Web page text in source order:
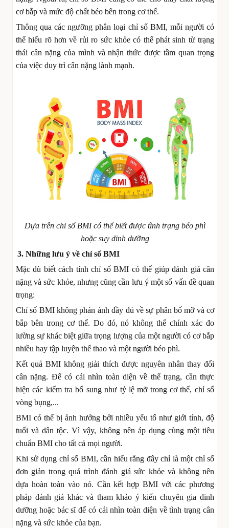
cơ bắp và mức độ chất béo bên trong cơ thể.
Thông qua các ngưỡng phân loại chỉ số BMI, mỗi người có
thể hiểu rõ hơn về rủi ro sức khỏe có thể phát sinh từ trạng
thái cân nặng của mình và nhận thức được tầm quan trọng
của việc duy trì cân nặng lành mạnh.
Dựa trên chỉ số BMI có thể biết được tình trạng béo phì
hoặc suy dinh dưỡng
3. Những lưu ý về chỉ số BMI
Mặc dù biết cách tính chỉ số BMI có thể giúp đánh giá cân
nặng và sức khỏe, nhưng cũng cần lưu ý một số vấn đề quan
trọng:
Chỉ số BMI không phản ánh đầy đủ về sự phân bố mỡ và cơ
bắp bên trong cơ thể. Do đó, nó không thể chính xác đo
lường sự khác biệt giữa trọng lượng của một người có cơ bắp
nhiều hay tập luyện thể thao và một người béo phì.
Kết quả BMI không giải thích được nguyên nhân thay đổi
cân nặng. Để có cái nhìn toàn diện về thể trạng, cần thực
hiện các kiểm tra bổ sung như tỷ lệ mỡ trong cơ thể, chỉ số
vòng bụng,...
BMI có thể bị ảnh hưởng bởi nhiều yếu tố như giới tính, độ
tuổi và dân tộc. Vì vậy, không nên áp dụng cùng một tiêu
chuẩn BMI cho tất cả mọi người.
Khi sử dụng chỉ số BMI, cần hiểu rằng đây chỉ là một chỉ số
đơn giản trong quá trình đánh giá sức khỏe và không nên
dựa hoàn toàn vào nó. Cần kết hợp BMI với các phương
pháp đánh giá khác và tham khảo ý kiến chuyên gia dinh
dưỡng hoặc bác sĩ để có cái nhìn toàn diện về tình trạng cân
nặng và sức khỏe của bạn.